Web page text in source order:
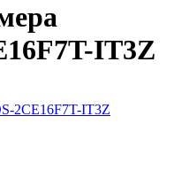
IT3Z